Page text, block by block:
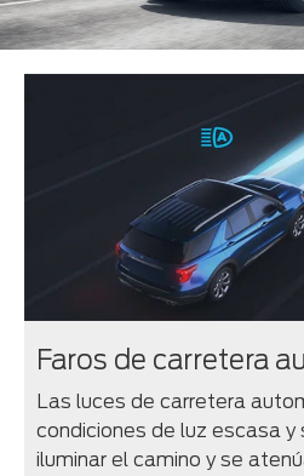
Faros de carretera
Las luces de carretera
condiciones de luz escasa y
iluminar el camino y se